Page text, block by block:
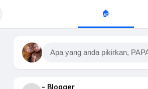
🏠
Apa yang anda pikirkan,
- Blogger